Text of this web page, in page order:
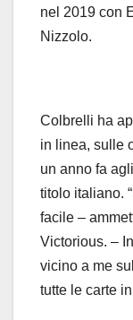
nel 2019 con
Nizzolo.
Colbrelli ha
in linea, sulle
un anno fa
titolo italiano.
facile –
Victorious. –
vicino a me
tutte le carte